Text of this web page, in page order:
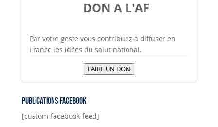
DON A L'AF
Par votre geste vous contribuez à diffuser en
France les idées du salut national.
FAIRE UN DON
Publications Facebook
[custom-facebook-feed]